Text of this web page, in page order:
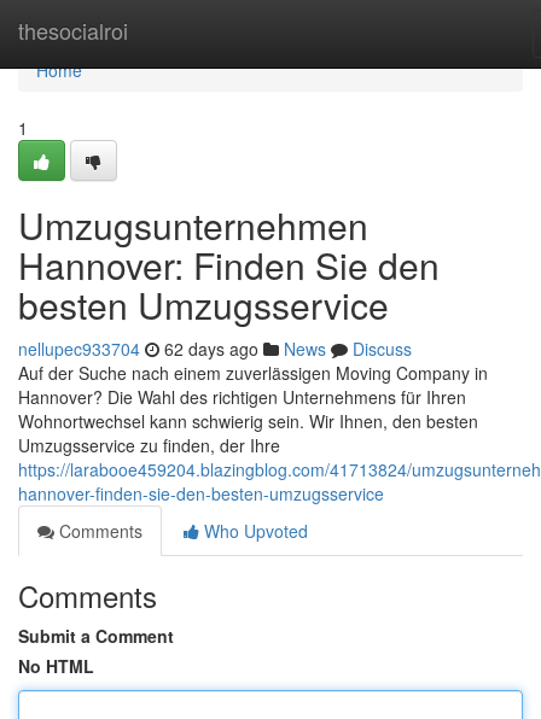
thesocialroi
Home
Home
1
Umzugsunternehmen
Hannover: Finden Sie den
besten Umzugsservice
nellupec933704 62 days ago News
Discuss
Auf der Suche nach einem zuverlässigen Moving Company in
Hannover? Die Wahl des richtigen Unternehmens für Ihren
Wohnortwechsel kann schwierig sein. Wir Ihnen, den besten
Umzugsservice zu finden, der Ihre
https://larabooe459204.blazingblog.com/41713824/
hannover-finden-sie-den-besten-umzugsservice
Comments
Who Upvoted
Comments
Submit a Comment
No HTML